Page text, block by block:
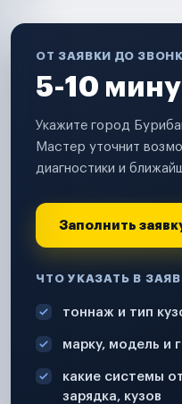
ОТ ЗАЯВКИ ДО
5-10
Укажите город
Мастер уточнит
диагностики и
Заполнить
ЧТО УКАЗАТЬ В
тоннаж и тип
марку, модель и
какие системы
зарядка, кузов